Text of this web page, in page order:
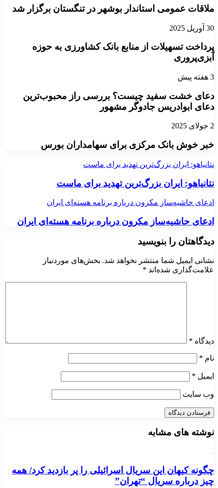
ملاقات عمومی استاندار بوشهر در تنگستان برگزار شد
30 آوریل 2025
پرداخت تسهیلات از منابع بانک کشاورزی به حوزه
آبزی‌پروری
3 هفته پیش
دعای خشت سفید چیست؟ بررسی راز محبوب‌ترین
دعای ابوادریس جادوگر مشهور
2 جولای 2025
خبر خوش بانک مرکزی برای سهامداران بورس
نتانیاهو: ایران بزرگ‌ترین تهدید برای ماست
نتانیاهو: ایران بزرگ‌ترین تهدید برای ماست
ادعای حاشیه‌ساز مکرون درباره برنامه هسته‌ای ایران
ادعای حاشیه‌ساز مکرون درباره برنامه هسته‌ای ایران
دیدگاهتان را بنویسید
نشانی ایمیل شما منتشر نخواهد شد. بخش‌های موردنیاز
علامت‌گذاری شده‌اند *
دیدگاه *
نام *
ایمیل *
وب‌ سایت
نوشته های مشابه
چگونه کیهان این سریال اسرائیلی را پر بازدید کرد/ همه
چیز درباره سریال “تهران”